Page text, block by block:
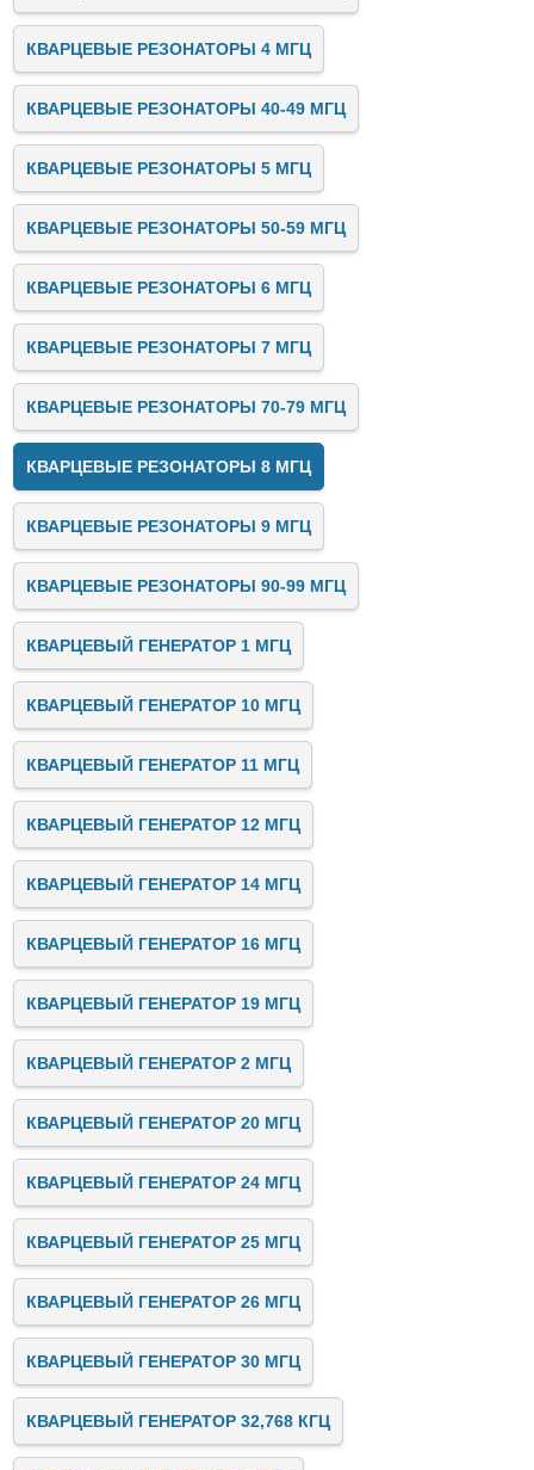
КВАРЦЕВЫЕ РЕЗОНАТОРЫ 4 МГЦ
КВАРЦЕВЫЕ РЕЗОНАТОРЫ 40-49 МГЦ
КВАРЦЕВЫЕ РЕЗОНАТОРЫ 5 МГЦ
КВАРЦЕВЫЕ РЕЗОНАТОРЫ 50-59 МГЦ
КВАРЦЕВЫЕ РЕЗОНАТОРЫ 6 МГЦ
КВАРЦЕВЫЕ РЕЗОНАТОРЫ 7 МГЦ
КВАРЦЕВЫЕ РЕЗОНАТОРЫ 70-79 МГЦ
КВАРЦЕВЫЕ РЕЗОНАТОРЫ 8 МГЦ
КВАРЦЕВЫЕ РЕЗОНАТОРЫ 9 МГЦ
КВАРЦЕВЫЕ РЕЗОНАТОРЫ 90-99 МГЦ
КВАРЦЕВЫЙ ГЕНЕРАТОР 1 МГЦ
КВАРЦЕВЫЙ ГЕНЕРАТОР 10 МГЦ
КВАРЦЕВЫЙ ГЕНЕРАТОР 11 МГЦ
КВАРЦЕВЫЙ ГЕНЕРАТОР 12 МГЦ
КВАРЦЕВЫЙ ГЕНЕРАТОР 14 МГЦ
КВАРЦЕВЫЙ ГЕНЕРАТОР 16 МГЦ
КВАРЦЕВЫЙ ГЕНЕРАТОР 19 МГЦ
КВАРЦЕВЫЙ ГЕНЕРАТОР 2 МГЦ
КВАРЦЕВЫЙ ГЕНЕРАТОР 20 МГЦ
КВАРЦЕВЫЙ ГЕНЕРАТОР 24 МГЦ
КВАРЦЕВЫЙ ГЕНЕРАТОР 25 МГЦ
КВАРЦЕВЫЙ ГЕНЕРАТОР 26 МГЦ
КВАРЦЕВЫЙ ГЕНЕРАТОР 30 МГЦ
КВАРЦЕВЫЙ ГЕНЕРАТОР 32,768 КГЦ